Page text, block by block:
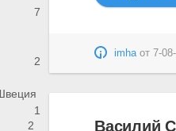
7
2
1
2
imhaот 7-
Василий